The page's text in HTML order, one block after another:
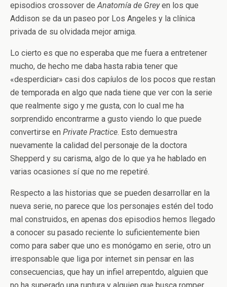
episodios crossover deAnatomía de Greyen los que
Addison se da un paseo por Los Angeles y la clínica
privada de su olvidada mejor amiga.
Lo cierto es que no esperaba que me fuera a entretener
mucho, de hecho me daba hasta rabia tener que
«desperdiciar» casi dos capíulos de los pocos que restan
de temporada en algo que nada tiene que ver con la serie
que realmente sigo y me gusta, con lo cual me ha
sorprendido encontrarme a gusto viendo lo que puede
convertirse en Private Practice. Esto demuestra
nuevamente la calidad del personaje de la doctora
Shepperd y su carisma, algo de lo que ya he hablado en
varias ocasiones sí que no me repetiré.
Respecto a las historias que se pueden desarrollar en la
nueva serie, no parece que los personajes estén del todo
mal construidos, en apenas dos episodios hemos llegado
a conocer su pasado reciente lo suficientemente bien
como para saber que uno es monógamo en serie, otro un
irresponsable que liga por internet sin pensar en las
consecuencias, que hay un infiel arrepentdo, alguien que